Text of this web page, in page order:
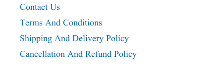
Contact Us
Terms And Conditions
Shipping And Delivery Policy
Cancellation And Refund Policy